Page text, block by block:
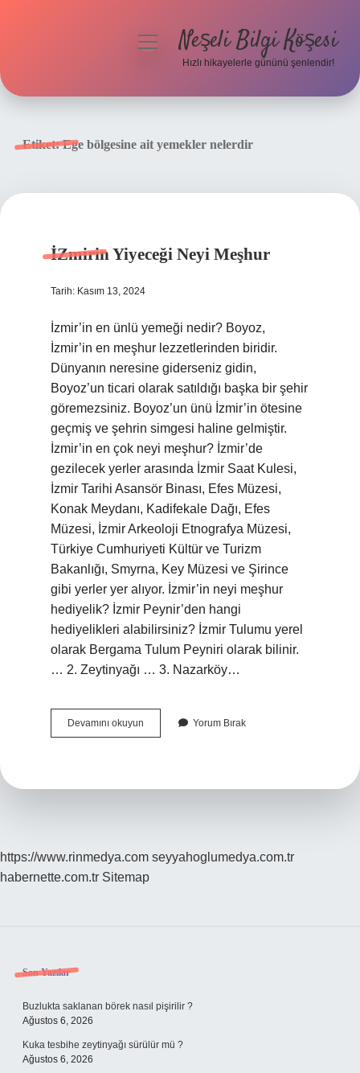
menüyüNeşeli Bilgi Köşesi
Hızlı hikayelerle gününü şenlendir!
Etiket:Ege bölgesine ait yemekler nelerdir
İZmirin Yiyeceği Neyi Meşhur
Tarih: Kasım 13, 2024
İzmir’in en ünlü yemeği nedir? Boyoz,
İzmir’in en meşhur lezzetlerinden biridir.
Dünyanın neresine giderseniz gidin,
Boyoz’un ticari olarak satıldığı başka bir şehir
göremezsiniz. Boyoz’un ünü İzmir’in ötesine
geçmiş ve şehrin simgesi haline gelmiştir.
İzmir’in en çok neyi meşhur? İzmir’de
gezilecek yerler arasında İzmir Saat Kulesi,
İzmir Tarihi Asansör Binası, Efes Müzesi,
Konak Meydanı, Kadifekale Dağı, Efes
Müzesi, İzmir Arkeoloji Etnografya Müzesi,
Türkiye Cumhuriyeti Kültür ve Turizm
Bakanlığı, Smyrna, Key Müzesi ve Şirince
gibi yerler yer alıyor. İzmir’in neyi meşhur
hediyelik? İzmir Peynir’den hangi
hediyelikleri alabilirsiniz? İzmir Tulumu yerel
olarak Bergama Tulum Peyniri olarak bilinir.
… 2. Zeytinyağı … 3. Nazarköy…
Devamını okuyun
Yiyeceği
Yorum Bırak
https://www.rinmedya.com seyyahoglumedya.com.tr
habernette.com.tr Sitemap
Sidebar
Son Yazılar
Buzlukta saklanan börek nasıl pişirilir ?
Ağustos 6, 2026
Kuka tesbihe zeytinyağı sürülür mü ?
Ağustos 6, 2026